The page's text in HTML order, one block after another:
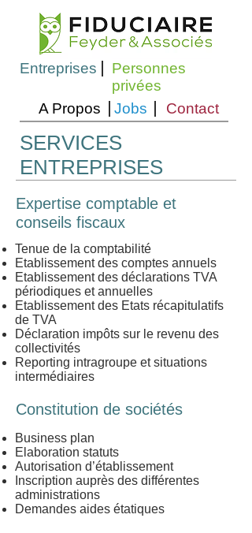
Entreprises
Personnes
privées
A Propos
Jobs Contact
SERVICES
ENTREPRISES
Expertise comptable et
conseils fiscaux
Tenue de la comptabilité
Etablissement des comptes annuels
Etablissement des déclarations TVA
périodiques et annuelles
Etablissement des Etats récapitulatifs
de TVA
Déclaration impôts sur le revenu des
collectivités
Reporting intragroupe et situations
intermédiaires
Constitution de sociétés
Business plan
Elaboration statuts
Autorisation d’établissement
Inscription auprès des différentes
administrations
Demandes aides étatiques